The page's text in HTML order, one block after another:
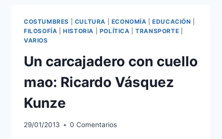
COSTUMBRES CULTURA ECONOMÍA |EDUCACIÓN
FILOSOFÍA |HISTORIA POLÍTICA |TRANSPORTE
VARIOS
Un carcajadero con cuello
mao: Ricardo Vásquez
Kunze
29/01/2013 0 Comentarios